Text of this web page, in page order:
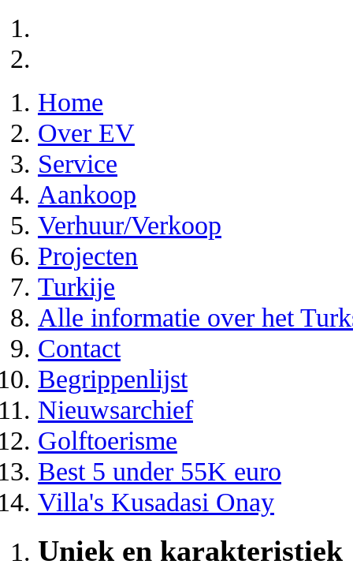
Home
Over EV
Service
Aankoop
Verhuur/Verkoop
Projecten
Turkije
Alle informatie over het
Contact
Begrippenlijst
Nieuwsarchief
Golftoerisme
Best 5 under 55K euro
Villa's Kusadasi Onay
Uniek en karakteristiek